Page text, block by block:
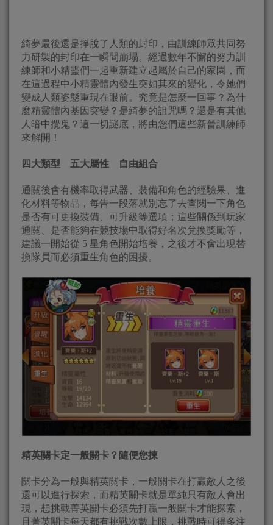
綺夢最後還是掙脫了人類的封印，由訓練師眾共同努
力研製的封印在一瞬間崩塌。經過數年不懈的努力訓
練師和小精靈們一起重新建立起屬於自己的家園，而
在這過程中小精靈體內發生突如其來的變化，令她們
變成人類姿態重現在眼前。究竟是怎麼一回事？為什
麼精靈體內基因突變？是綺夢的詛咒嗎？還是有其他
人暗中攪鬼？這一切謎底，將由您們這些新晉訓練師
來解開！
四大類型 五大屬性 自由組合
通關後會有機率取得武器、裝備和角色的經驗果、進
化材料等物品，每告一段落就別忘了去查閱一下角色
是否有可更換裝備、可升級等選項；這些關係到玩家
通關、是否能夠在競技場中取得好名次兌換獎勵等，
建議一開始從 5 星角色開始培養，之後才不會出現替
換隊員而必須重生角色的困擾。
精英關卡定一般關卡？隨便您揀
關卡分為一般與精英關卡，一般關卡在打贏敵人之後
還可以進行探索，而精英關卡就是單純只有敵人會出
現，想挑戰菁英關卡必須先打贏一般關卡才能探索，
且菁英關卡每天都有挑戰次數上限，挑戰時可得多注